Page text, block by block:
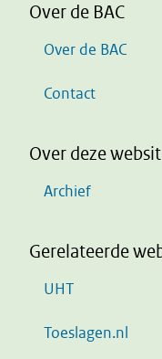
Over de BAC
Over de BAC
Contact
Over deze
Archief
Gerelateerde
UHT
Toeslagen.nl